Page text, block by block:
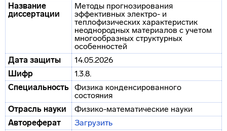
Название
диссертации
Методы прогнозирования
эффективных электро- и
теплофизических характеристик
неоднородных материалов с учетом
многообразных структурных
особенностей
Дата защиты
14.05.2026
Шифр
1.3.8.
Специальность Физика конденсированного
состояния
Отрасль науки
Физико-математические науки
Автореферат
Загрузить